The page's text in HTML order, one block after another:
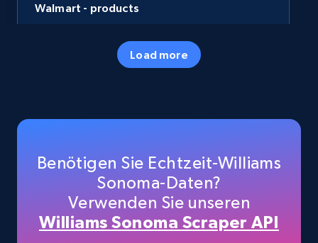
Walmart - products
Specifications, Image urls, Top reviews, and
TikTok Shop
URL, Title, Available, Description, Currency, Initial
Load more
Benötigen Sie Echtzeit-Williams
Sonoma-Daten?
Verwenden Sie unseren
Williams Sonoma Scraper API